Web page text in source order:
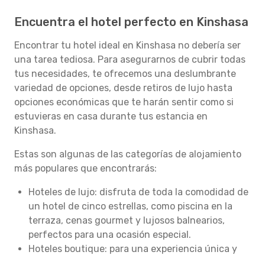
Encuentra el hotel perfecto en Kinshasa
Encontrar tu hotel ideal en Kinshasa no debería ser
una tarea tediosa. Para asegurarnos de cubrir todas
tus necesidades, te ofrecemos una deslumbrante
variedad de opciones, desde retiros de lujo hasta
opciones económicas que te harán sentir como si
estuvieras en casa durante tus estancia en
Kinshasa.
Estas son algunas de las categorías de alojamiento
más populares que encontrarás:
Hoteles de lujo: disfruta de toda la comodidad de
un hotel de cinco estrellas, como piscina en la
terraza, cenas gourmet y lujosos balnearios,
perfectos para una ocasión especial.
Hoteles boutique: para una experiencia única y